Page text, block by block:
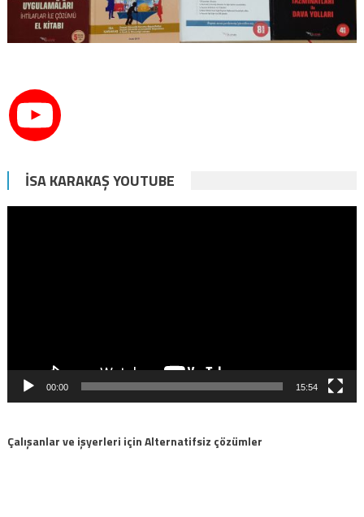
İSA KARAKAŞ YOUTUBE
00:00 15:54
Çalışanlar ve işyerleri için Alternatifsiz çözümler